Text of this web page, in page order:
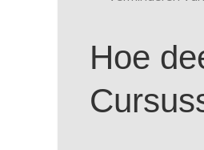
Hoe